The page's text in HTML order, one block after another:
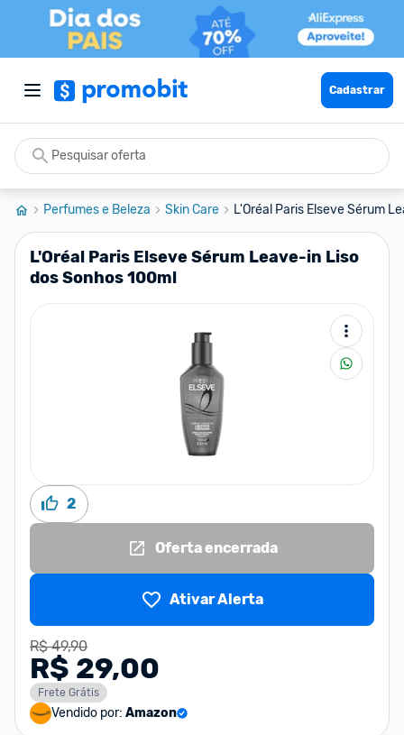
Cadastrar
Perfumes e Beleza Skin Care L'Oréal Paris Elseve Sérum
L'Oréal Paris Elseve Sérum Leave-in Liso
dos Sonhos 100ml
2
Oferta encerrada
Ativar Alerta
R$ 49,90
R$ 29,00
Frete Grátis
Vendido por: Amazon